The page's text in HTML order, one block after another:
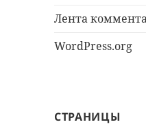
Лента
WordPress.org
СТРАНИЦЫ